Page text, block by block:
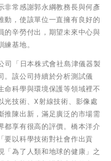
非常感謝郭永綱教務長與何彥
動，使該單位一直擁有良好的
的辛勞付出，期望未來中心與
基地。
「日本株式會社島津儀器製
。該公司持續於分析測試儀
命科學與環境保護等領域裡不
光技術、X射線技術、影像處
推陳出新，滿足廣泛的市場需
都享有很高的評價。橋本洋介
要以科學技術對社會作出貢
「為了人類和地球的健康」之